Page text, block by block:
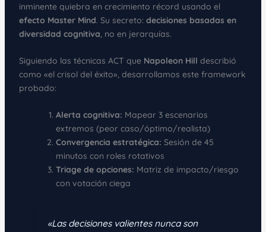
inminente quiebra en crecimiento récord usando el
efecto Master Mind. Su secreto: decisiones basadas en
diversidad cognitiva , no en jerarquías.
Siguiendo las técnicas ACT que Napoleon Hill describió
como «el crisol del éxito», desarrollamos este framework
probado:
Alerta cognitiva: Mapear 3 escenarios
extremos (peor caso/óptimo/realista)
Convergencia estratégica: Sesión de 45
minutos con roles rotativos
Triage de opciones: Matriz de impacto/riesgo
con votación ciega
«Las decisiones valientes nunca son